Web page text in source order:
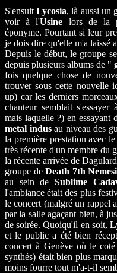
S'ensuitLycosia, là aussi un
voir à l'Usine lors de la
éponyme. Pourtant si leur
je dois dire qu'elle m'a laissé
Depuis le début, le groupe
depuis plusieurs albums de "
fois quelque chose de
trouver sous cette nouvelle
up) car les derniers
chanteur semblait
mais laquelle ?) en essayant
metal indusau niveau des
la première prestation avec
très récente d'un membre du
la récente arrivée de
groupe de Death 7th
au sein de Sublime
l'ambiance était des plus
le concert (malgré un rappel
par la salle agaçant bien, à
de soirée. Quoiqu'il en soit,
et le public a été bien
concert à Genève où le coté
synthés) était bien plus
moins fourre tout m'a-t-il